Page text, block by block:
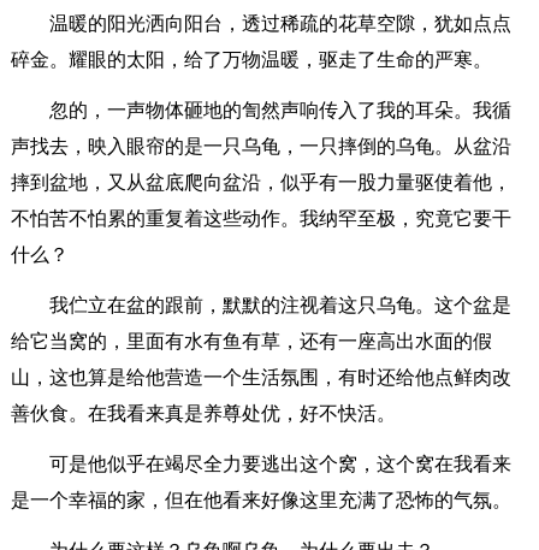
温暖的阳光洒向阳台，透过稀疏的花草空隙，犹如点点
碎金。耀眼的太阳，给了万物温暖，驱走了生命的严寒。
忽的，一声物体砸地的訇然声响传入了我的耳朵。我循
声找去，映入眼帘的是一只乌龟，一只摔倒的乌龟。从盆沿
摔到盆地，又从盆底爬向盆沿，似乎有一股力量驱使着他，
不怕苦不怕累的重复着这些动作。我纳罕至极，究竟它要干
什么？
我伫立在盆的跟前，默默的注视着这只乌龟。这个盆是
给它当窝的，里面有水有鱼有草，还有一座高出水面的假
山，这也算是给他营造一个生活氛围，有时还给他点鲜肉改
善伙食。在我看来真是养尊处优，好不快活。
可是他似乎在竭尽全力要逃出这个窝，这个窝在我看来
是一个幸福的家，但在他看来好像这里充满了恐怖的气氛。